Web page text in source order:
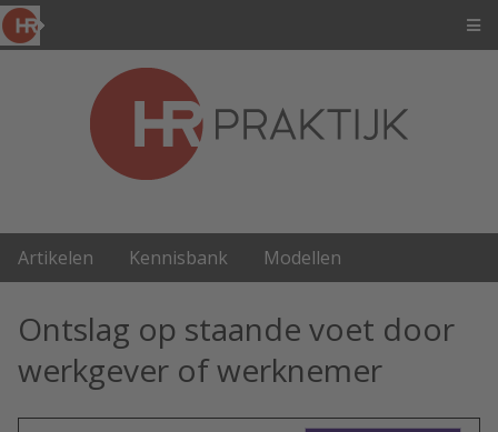
Artikelen Kennisbank Modellen
Ontslag op staande voet door
werkgever of werknemer